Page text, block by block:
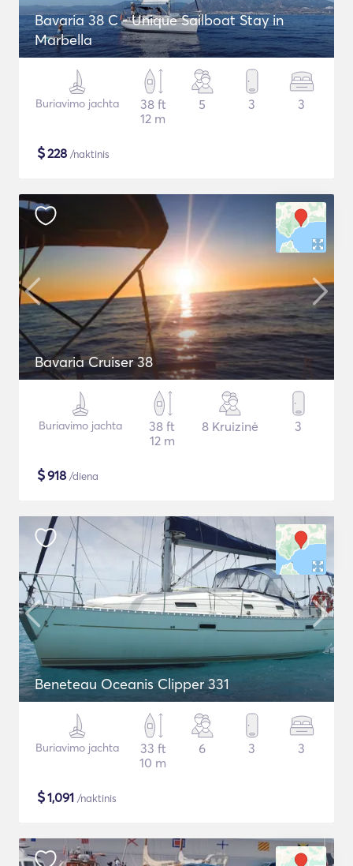
Bavaria 38 C - Unique Sailboat Stay in
Marbella
Buriavimo jachta
38 ft
12 m
5 3 3
$228 /naktinis
Bavaria Cruiser 38
Buriavimo jachta
38 ft
12 m
8 Kruizinė 3
$918 /diena
Beneteau Oceanis Clipper 331
Buriavimo jachta
33 ft
10 m
6 3 3
$1,091 /naktinis